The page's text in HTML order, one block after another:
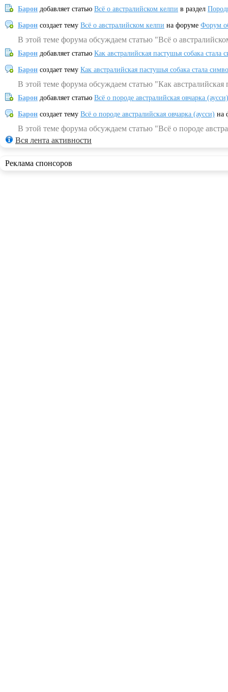
Барон добавляет статью Всё о австралийском келпи в раздел
Барон создает тему Всё о австралийском келпи на форуме Форум
В этой теме форума обсуждаем статью "Всё о
Барон добавляет статью Как австралийская пастушья собака
Барон создает тему Как австралийская пастушья собака стала
В этой теме форума обсуждаем статью "Как
Барон добавляет статью Всё о породе австралийская овчарка (аусси)
Барон создает тему Всё о породе австралийская овчарка (аусси) на
В этой теме форума обсуждаем статью "Всё о породе
Вся лента активности
Реклама спонсоров